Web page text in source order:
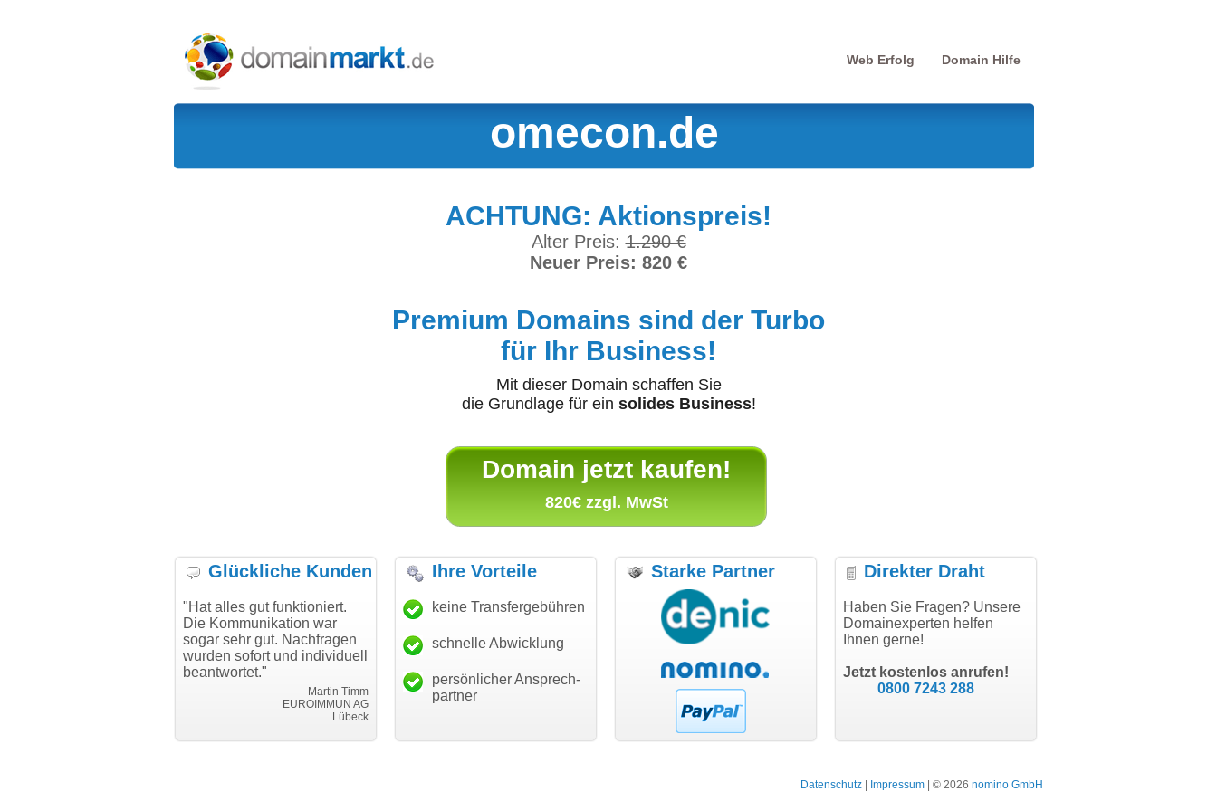
Web Erfolg Domain Hilfe
omecon.de
ACHTUNG: Aktionspreis!
Alter Preis:1.290 €
Neuer Preis: 820 €
Premium Domains sind der Turbo
für Ihr Business!
Mit dieser Domain schaffen Sie
die Grundlage für ein solides Business!
Domain jetzt kaufen!
820€ zzgl. MwSt
Glückliche Kunden
"Hat alles gut funktioniert.
Die Kommunikation war
sogar sehr gut. Nachfragen
wurden sofort und individuell
beantwortet."
Martin Timm
EUROIMMUN AG
Lübeck
"Danke für den schnellen
Transfer und guten Service!"
Thomas Schäfer
i can eckert communication GmbH
"Ich bin dankbar, meine
Wunschdomain gefunden zu
haben. Die Domain passt für
hundertprozentig."
Janina Köck
Leben im Einklang
leben-im-einklang.de
"Super Abwicklung, vielen
modern software GbR
Landau an der Isar
"Vielen Dank für den
Ihre Vorteile
keine Transfergebühren
schnelle Abwicklung
persönlicher Ansprech-
partner
Starke Partner Direkter Draht
Haben Sie Fragen? Unsere
Domainexperten helfen
Ihnen gerne!
Jetzt kostenlos anrufen!
0800 7243 288
Datenschutz Impressum | © 2026 nomino GmbH